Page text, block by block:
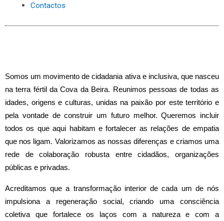
Contactos
Somos um movimento de cidadania ativa e inclusiva, que nasceu
na terra fértil da Cova da Beira. Reunimos pessoas de todas as
idades, origens e culturas, unidas na paixão por este território e
pela vontade de construir um futuro melhor. Queremos incluir
todos os que aqui habitam e fortalecer as relações de empatia
que nos ligam. Valorizamos as nossas diferenças e criamos uma
rede de colaboração robusta entre cidadãos, organizações
públicas e privadas.
Acreditamos que a transformação interior de cada um de nós
impulsiona a regeneração social, criando uma consciência
coletiva que fortalece os laços com a natureza e com a